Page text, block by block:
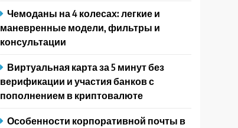
Чемоданы на 4 колесах: легкие и
маневренные модели, фильтры и
консультации
Виртуальная карта за 5 минут без
верификации и участия банков с
пополнением в криптовалюте
Особенности корпоративной почты в